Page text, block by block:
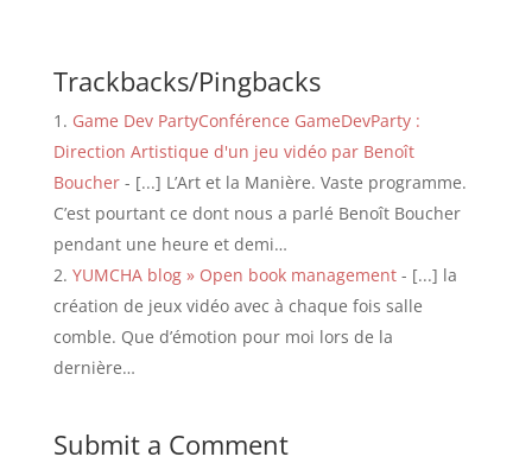
Trackbacks/Pingbacks
Game Dev PartyConférence GameDevParty :
Direction Artistique d'un jeu vidéo par Benoît
Boucher- [...] L’Art et la Manière. Vaste programme.
C’est pourtant ce dont nous a parlé Benoît Boucher
pendant une heure et demi…
YUMCHA blog » Open book management- [...] la
création de jeux vidéo avec à chaque fois salle
comble. Que d’émotion pour moi lors de la
dernière…
Submit a Comment